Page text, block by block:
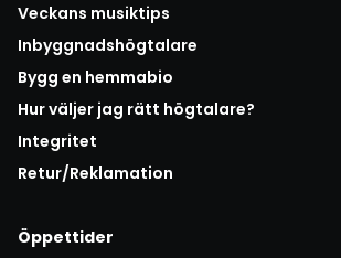
Veckans musiktips
Inbyggnadshögtalare
Bygg en hemmabio
Hur väljer jag rätt högtalare?
Integritet
Retur/Reklamation
Öppettider